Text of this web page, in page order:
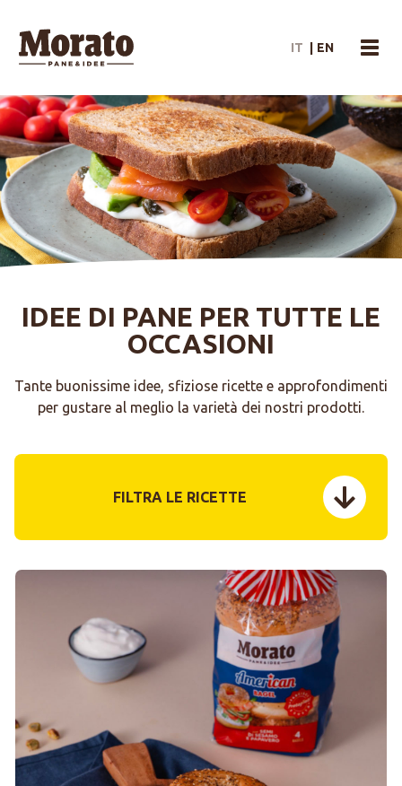
IT EN
IDEE DI PANE PER TUTTE LE
OCCASIONI
Tante buonissime idee, sfiziose ricette e approfondimenti
per gustare al meglio la varietà dei nostri prodotti.
FILTRA LE RICETTE
menu